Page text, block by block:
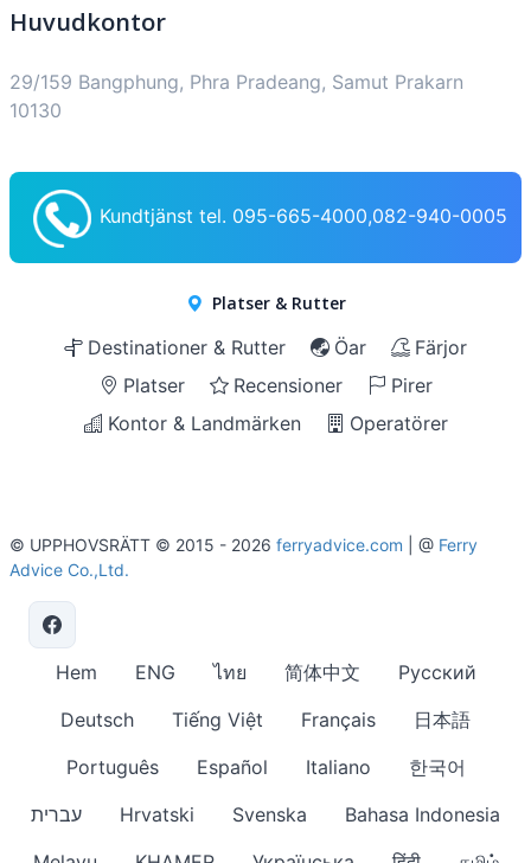
Huvudkontor
29/159 Bangphung, Phra Pradeang, Samut Prakarn
10130
Kundtjänst tel. 095-665-4000,082-940-0005
Platser & Rutter
Destinationer & Rutter Öar
Färjor
Platser
Recensioner
Pirer
Kontor & Landmärken
Operatörer
© UPPHOVSRÄTT © 2015 - 2026 ferryadvice.com | @ Ferry
Advice Co.,Ltd.
Hem ENG ไทย 简体中文
Русский
Deutsch
Tiếng Việt Français
日本語
Português
Español Italiano
한국어
עברית
Hrvatski Svenska
Bahasa Indonesia